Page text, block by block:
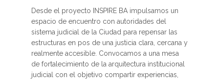
Desde el proyecto INSPIRE BA impulsamos un
espacio de encuentro con autoridades del
sistema judicial de la Ciudad para repensar las
estructuras en pos de una justicia clara, cercana y
realmente accesible. Convocamos a una mesa
de fortalecimiento de la arquitectura institucional
judicial con el objetivo compartir experiencias,